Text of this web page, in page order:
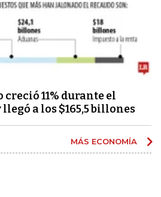
11% durante el
a los $165,5 billones
MÁS ECONOMÍA